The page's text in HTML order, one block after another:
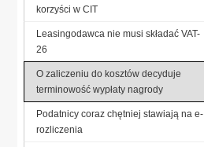
korzyści w CIT
Leasingodawca nie musi składać VAT-
26
O zaliczeniu do kosztów decyduje
terminowość wypłaty nagrody
Podatnicy coraz chętniej stawiają na e-
rozliczenia